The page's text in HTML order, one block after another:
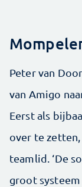
Peter van
van Amigo
Eerst als
over te zetten,
teamlid. ‘De
groot